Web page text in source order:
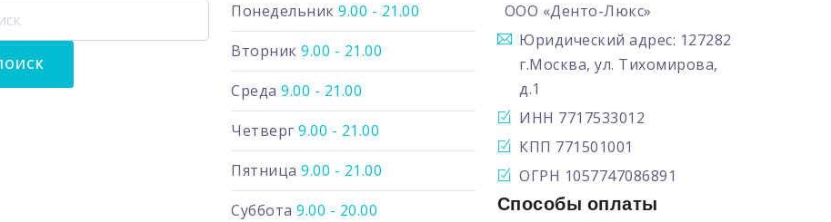
Понедельник 9.00 - 21.00
Вторник 9.00 - 21.00
Среда 9.00 - 21.00
Четверг 9.00 - 21.00
Пятница 9.00 - 21.00
Суббота 9.00 - 20.00
ООО «Денто-Люкс»
Юридический адрес: 127282
г.Москва, ул. Тихомирова,
д.1
ИНН 7717533012
КПП 771501001
ОГРН 1057747086891
Способы оплаты